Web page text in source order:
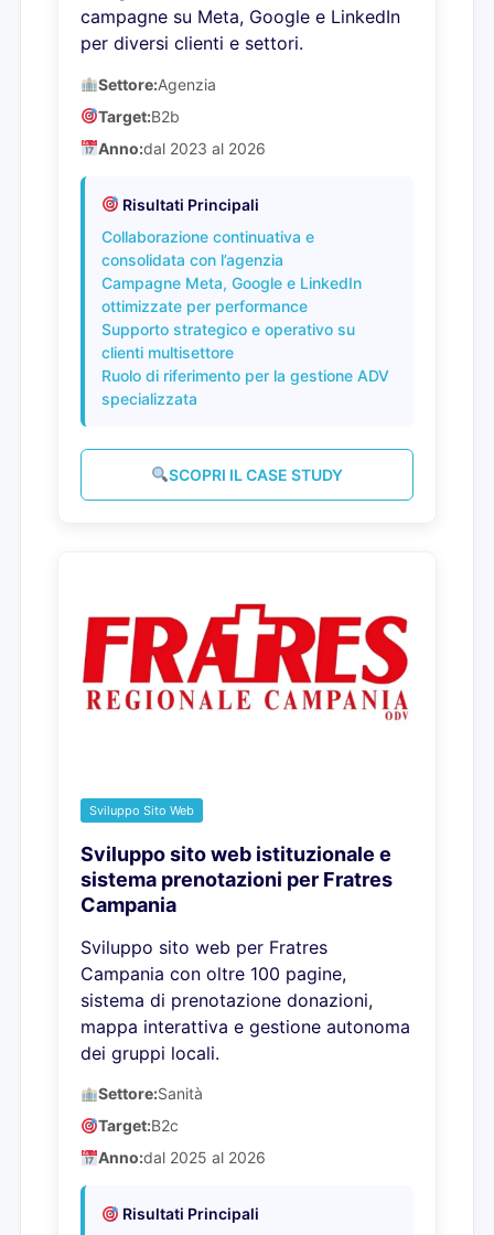
campagne su Meta, Google e LinkedIn
per diversi clienti e settori.
Settore:Agenzia
Target:B2b
Anno:dal 2023 al 2026
Risultati Principali
Collaborazione continuativa e
consolidata con l’agenzia
Campagne Meta, Google e LinkedIn
ottimizzate per performance
Supporto strategico e operativo su
clienti multisettore
Ruolo di riferimento per la gestione ADV
specializzata
SCOPRI IL CASE STUDY
Sviluppo Sito Web
Sviluppo sito web istituzionale e
sistema prenotazioni per Fratres
Campania
Sviluppo sito web per Fratres
Campania con oltre 100 pagine,
sistema di prenotazione donazioni,
mappa interattiva e gestione autonoma
dei gruppi locali.
Settore:Sanità
Target:B2c
Anno:dal 2025 al 2026
Risultati Principali